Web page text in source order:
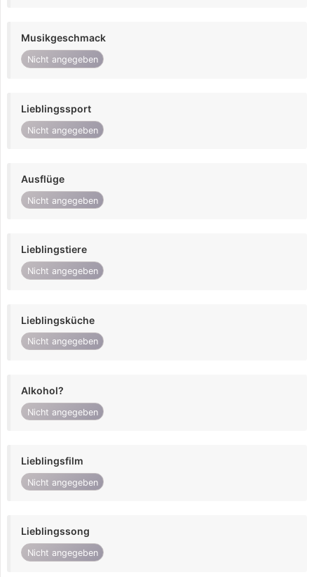
Musikgeschmack
Nicht angegeben
Lieblingssport
Nicht angegeben
Ausflüge
Nicht angegeben
Lieblingstiere
Nicht angegeben
Lieblingsküche
Nicht angegeben
Alkohol?
Nicht angegeben
Lieblingsfilm
Nicht angegeben
Lieblingssong
Nicht angegeben